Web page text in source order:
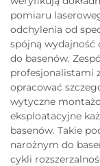
pomiaru
odchylenia od
spójną wydajność
do basenów.
profesjonalistami
opracować
wytyczne
eksploatacyjne
basenów. Takie
narożnym do
cykli